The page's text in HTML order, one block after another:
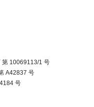
第 10069113/1 号
A42837 号
号